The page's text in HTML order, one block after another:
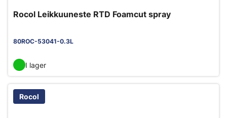
Rocol Leikkuuneste RTD Foamcut spray
80ROC-53041-0.3L
I lager
Rocol